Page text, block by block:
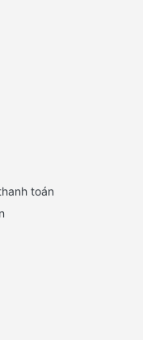
toán